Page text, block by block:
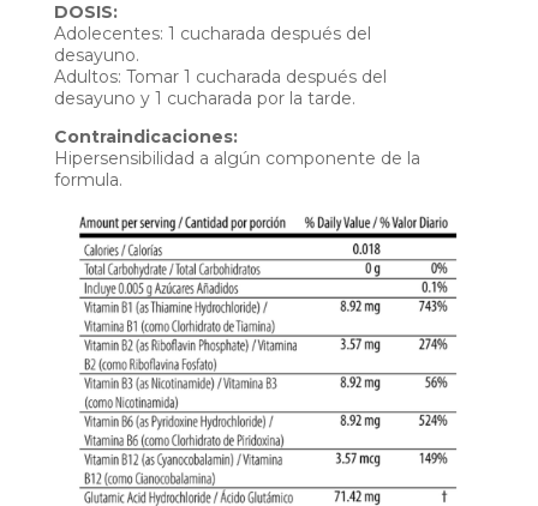
DOSIS:
Adolecentes: 1 cucharada después del
desayuno.
Adultos: Tomar 1 cucharada después del
desayuno y 1 cucharada por la tarde.
Contraindicaciones:
Hipersensibilidad a algún componente de la
formula.